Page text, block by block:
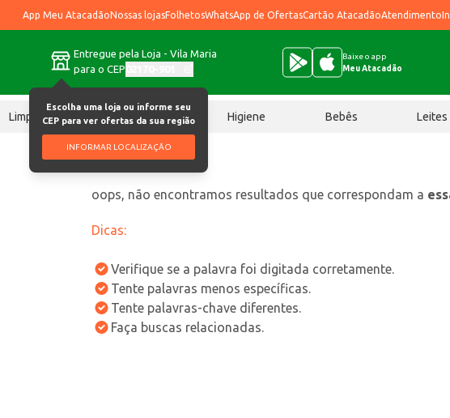
App Meu AtacadãoNossas lojasFolhetosWhatsApp de OfertasCartão AtacadãoAtendimento
Entregue pela Loja - Vila Maria
para o CEP
Escolha uma loja ou informe seu
CEP para ver ofertas da sua região
INFORMAR LOCALIZAÇÃO
Baixe o app
Meu Atacadão
Limpeza Chocolates Higiene Bebês Leites
oops, não encontramos resultados que correspondam a
Dicas:
Verifique se a palavra foi digitada corretamente.
Tente palavras menos específicas.
Tente palavras-chave diferentes.
Faça buscas relacionadas.